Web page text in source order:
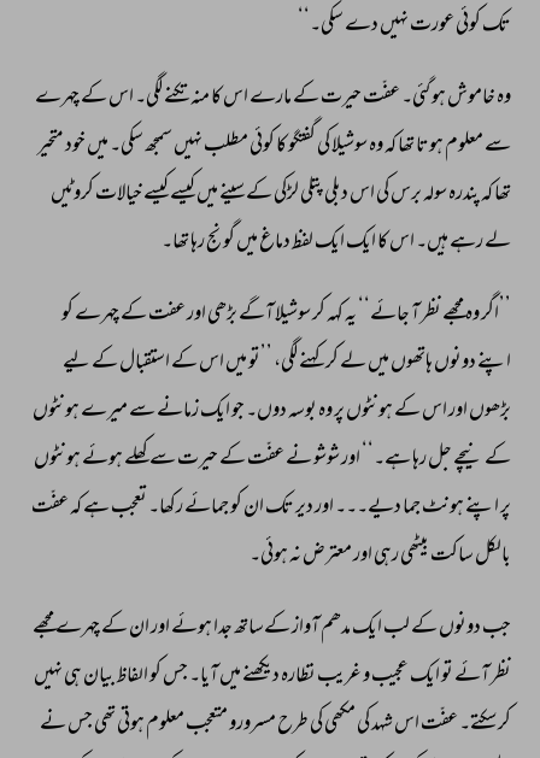
تک کوئی عورت نہیں دے سکی۔‘‘
وہ خاموش ہو گئی۔ عفّت حیرت کے مارے اس کا منہ تکنے لگی۔ اس کے چہرے
سے معلوم ہوتا تھا کہ وہ سوشیلا کی گفتگو کا کوئی مطلب نہیں سمجھ سکی۔ میں خود متحیر
تھا کہ پندرہ سولہ برس کی اس دبلی پتلی لڑکی کے سینے میں کیسے کیسے خیالات کروٹیں
لے رہے ہیں۔ اس کا ایک ایک لفظ دماغ میں گونج رہا تھا۔
’’اگر وہ مجھے نظر آ جائے‘‘ یہ کہہ کر سوشیلا آگے بڑھی اور عفت کے چہرے کو
اپنے دونوں ہاتھوں میں لے کر کہنے لگی، ’’تو میں اس کے استقبال کے لیے
بڑھوں اور اس کے ہونٹوں پر وہ بوسہ دوں۔ جو ایک زمانے سے میرے ہونٹوں
کے نیچے جل رہا ہے۔‘‘ اور شوشو نے عفّت کے حیرت سے کھلے ہوئے ہونٹوں
پر اپنے ہونٹ جما دیے۔۔۔ اور دیر تک ان کو جمائے رکھا۔ تعجب ہے کہ عفّت
بالکل ساکت بیٹھی رہی اور معترض نہ ہوئی۔
جب دونوں کے لب ایک مدھم آواز کےساتھ جدا ہوئے اور ان کے چہرے مجھے
نظر آئے تو ایک عجیب و غریب نظارہ دیکھنے میں آیا۔ جس کو الفاظ بیان ہی نہیں
کر سکتے۔ عفّت اس شہد کی مکھی کی طرح مسرورو متعجب معلوم ہوتی تھی جس نے